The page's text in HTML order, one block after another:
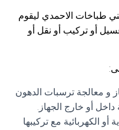
طباخات الاحمدي ليقوم
أو تركيب أو نقل أو
و معالجة ترسبات الدهون
أو خارج الجهاز.
أو الكهربائية مع تركيبها